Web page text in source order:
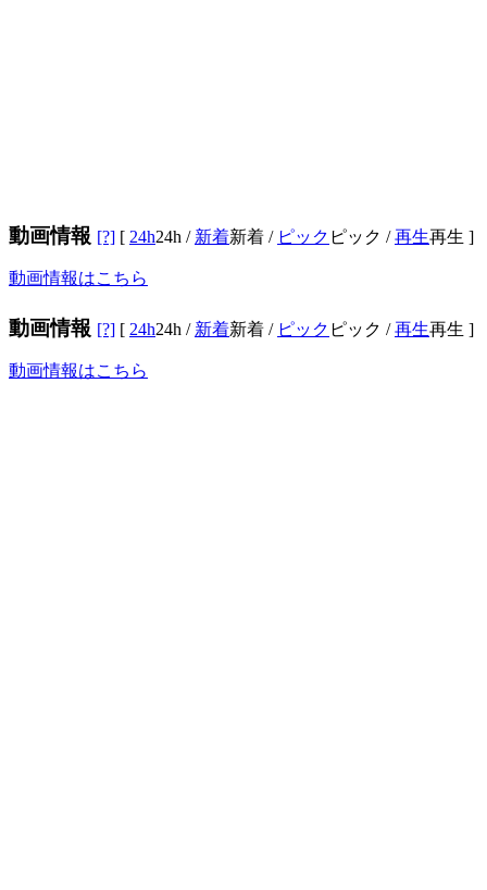
動画情報 [?] [ 24h24h / 新着新着 / ピック ピック /再生再生 ]
動画情報はこちら
動画情報 [?] [ 24h24h / 新着新着 / ピック ピック /再生再生 ]
動画情報はこちら